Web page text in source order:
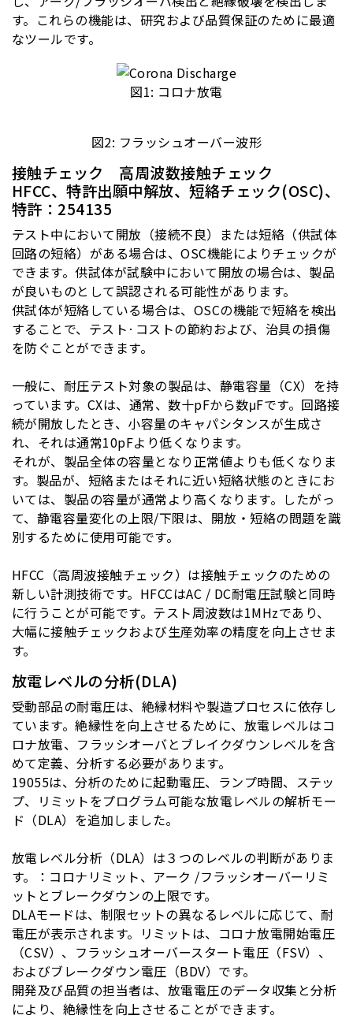
す。これらの機能は、研究および品質保証のために最適
なツールです。
図1: コロナ放電
図2: フラッシュオーバー波形
接触チェック 高周波数接触チェック
HFCC、特許出願中解放、短絡チェック(OSC)、
特許：254135
テスト中において開放（接続不良）または短絡（供試体
回路の短絡）がある場合は、OSC機能によりチェックが
できます。供試体が試験中において開放の場合は、製品
が良いものとして誤認される可能性があります。
供試体が短絡している場合は、 OSCの機能で短絡を検出
することで、テスト · コストの節約および、治具の損傷
を防ぐことができます。
一般に、耐圧テスト対象の製品は、静電容量（CX）を持
っています。 CXは、通常、数十pFから数μFです。回路接
続が開放したとき、小容量のキャパシタンスが生成さ
れ、それは通常10pFより低くなります。
それが、製品全体の容量となり正常値よりも低くなりま
す。製品が、短絡またはそれに近い短絡状態のときにお
いては、製品の容量が通常より高くなります。したがっ
て、静電容量変化の上限/下限は、開放・短絡の問題を識
別するために使用可能です。
HFCC （高周波接触チェック）は接触チェックのための
新しい計測技術です。 HFCCはAC / DC耐電圧試験と同時
に行うことが可能です。テスト周波数は1MHzであり、
大幅に接触チェックおよび生産効率の精度を向上させま
す。
放電レベルの分析(DLA)
受動部品の耐電圧は、絶縁材料や製造プロセスに依存し
ています。絶縁性を向上させるために、放電レベルはコ
ロナ放電、フラッシオーバとブレイクダウンレベルを含
めて定義、分析する必要があります。
19055は、分析のために起動電圧、ランプ時間、ステッ
プ、リミットをプログラム可能な放電レベルの解析モー
ド（DLA）を追加しました。
放電レベル分析（DLA）は３つのレベルの判断がありま
す。：コロナリミット、アーク /フラッシオーバーリミ
ットとブレークダウンの上限です。
DLAモードは、制限セットの異なるレベルに応じて、耐
電圧が表示されます。リミットは、コロナ放電開始電圧
（CSV）、フラッシュオーバースタート電圧（FSV）、
およびブレークダウン電圧（BDV）です。
開発及び品質の担当者は、放電電圧のデータ収集と分析
により、絶縁性を向上させることができます。